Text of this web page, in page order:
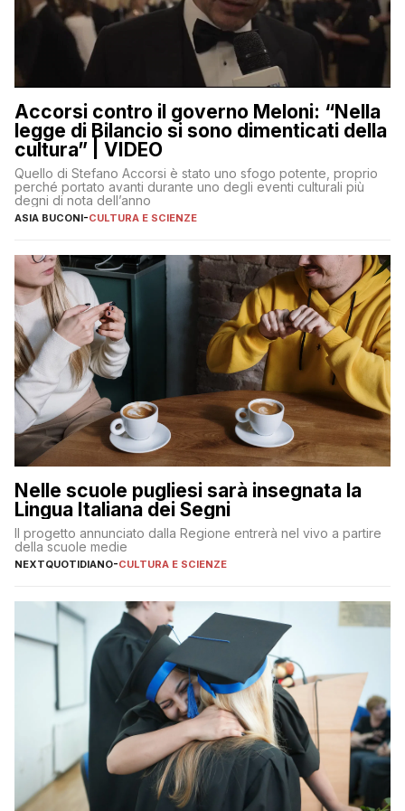
Accorsi contro il governo Meloni: “Nella
legge di Bilancio si sono dimenticati della
cultura” | VIDEO
Quello di Stefano Accorsi è stato uno sfogo potente, proprio
perché portato avanti durante uno degli eventi culturali più
degni di nota dell’anno
ASIA BUCONI-CULTURA E SCIENZE
Nelle scuole pugliesi sarà insegnata la
Lingua Italiana dei Segni
Il progetto annunciato dalla Regione entrerà nel vivo a partire
della scuole medie
NEXTQUOTIDIANO-CULTURA E SCIENZE